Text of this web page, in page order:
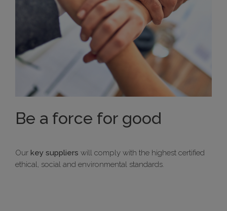
Be a force for good
Our key suppliers will comply with the highest certified
ethical, social and environmental standards.